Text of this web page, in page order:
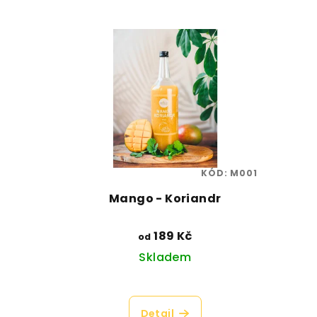
Mango - Koriandr
od 189 Kč
Skladem
hodnocení
Detail
KÓD: M001